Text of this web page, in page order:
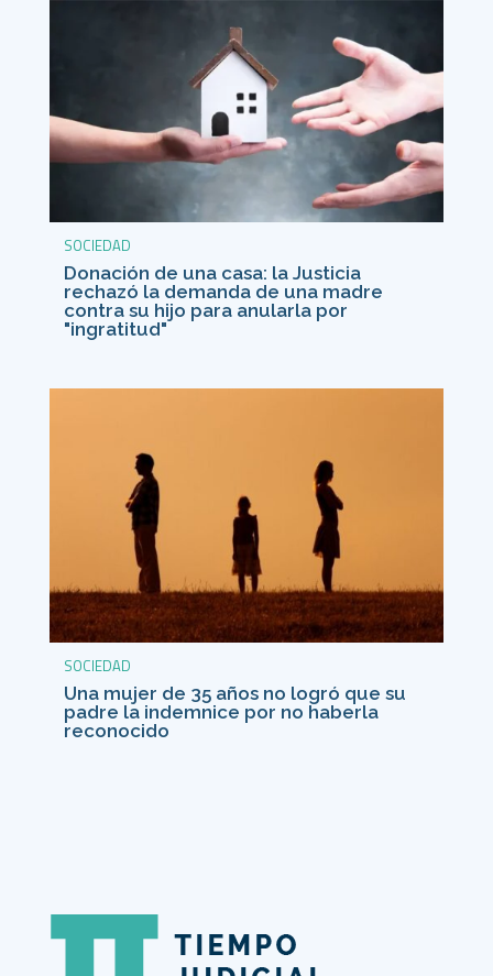
SOCIEDAD
Donación de una casa: la Justicia
rechazó la demanda de una madre
contra su hijo para anularla por
"ingratitud"
SOCIEDAD
Una mujer de 35 años no logró que su
padre la indemnice por no haberla
reconocido